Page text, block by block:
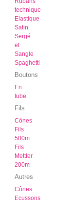
technique
Elastique
Satin
Sergé
et
Sangle
Spaghetti
Boutons
En
tube
Fils
Cônes
Fils
500m
Fils
Mettler
200m
Autres
Cônes
Ecussons